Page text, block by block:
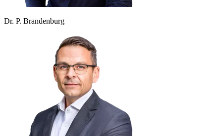
Dr. P. Brandenburg